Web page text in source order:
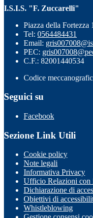
I.S.I.S. "F. Zuccarelli"
Piazza della
Tel: 0564484431
Email:
PEC:
C.F.: 82001440534
Codice
Seguici su
Facebook
Sezione Link Utili
Cookie policy
Note legali
Informativa Privacy
Ufficio Relazioni con
Dichiarazione di
Obiettivi di
Whistleblowing